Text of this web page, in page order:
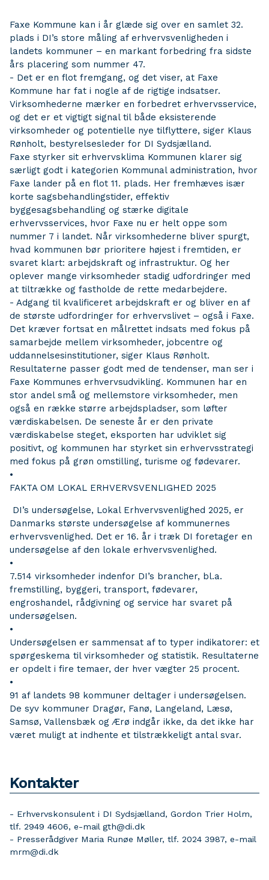
Faxe Kommune kan i år glæde sig over en samlet 32.
plads i DI’s store måling af erhvervsvenligheden i
landets kommuner – en markant forbedring fra sidste
års placering som nummer 47.
- Det er en flot fremgang, og det viser, at Faxe
Kommune har fat i nogle af de rigtige indsatser.
Virksomhederne mærker en forbedret erhvervsservice,
og det er et vigtigt signal til både eksisterende
virksomheder og potentielle nye tilflyttere, siger Klaus
Rønholt, bestyrelsesleder for DI Sydsjælland.
Faxe styrker sit erhvervsklima Kommunen klarer sig
særligt godt i kategorien Kommunal administration, hvor
Faxe lander på en flot 11. plads. Her fremhæves især
korte sagsbehandlingstider, effektiv
byggesagsbehandling og stærke digitale
erhvervsservices, hvor Faxe nu er helt oppe som
nummer 7 i landet. Når virksomhederne bliver spurgt,
hvad kommunen bør prioritere højest i fremtiden, er
svaret klart: arbejdskraft og infrastruktur. Og her
oplever mange virksomheder stadig udfordringer med
at tiltrække og fastholde de rette medarbejdere.
- Adgang til kvalificeret arbejdskraft er og bliver en af
de største udfordringer for erhvervslivet – også i Faxe.
Det kræver fortsat en målrettet indsats med fokus på
samarbejde mellem virksomheder, jobcentre og
uddannelsesinstitutioner, siger Klaus Rønholt.
Resultaterne passer godt med de tendenser, man ser i
Faxe Kommunes erhvervsudvikling. Kommunen har en
stor andel små og mellemstore virksomheder, men
også en række større arbejdspladser, som løfter
værdiskabelsen. De seneste år er den private
værdiskabelse steget, eksporten har udviklet sig
positivt, og kommunen har styrket sin erhvervsstrategi
med fokus på grøn omstilling, turisme og fødevarer.
•
FAKTA OM LOKAL ERHVERVSVENLIGHED 2025
DI’s undersøgelse, Lokal Erhvervsvenlighed 2025, er
Danmarks største undersøgelse af kommunernes
erhvervsvenlighed. Det er 16. år i træk DI foretager en
undersøgelse af den lokale erhvervsvenlighed.
•
7.514 virksomheder indenfor DI’s brancher, bl.a.
fremstilling, byggeri, transport, fødevarer,
engroshandel, rådgivning og service har svaret på
undersøgelsen.
•
Undersøgelsen er sammensat af to typer indikatorer: et
spørgeskema til virksomheder og statistik. Resultaterne
er opdelt i fire temaer, der hver vægter 25 procent.
•
91 af landets 98 kommuner deltager i undersøgelsen.
De syv kommuner Dragør, Fanø, Langeland, Læsø,
Samsø, Vallensbæk og Ærø indgår ikke, da det ikke har
været muligt at indhente et tilstrækkeligt antal svar.
Kontakter
- Erhvervskonsulent i DI Sydsjælland, Gordon Trier Holm,
tlf. 2949 4606, e-mail gth@di.dk
- Presserådgiver Maria Runøe Møller, tlf. 2024 3987, e-mail
mrm@di.dk